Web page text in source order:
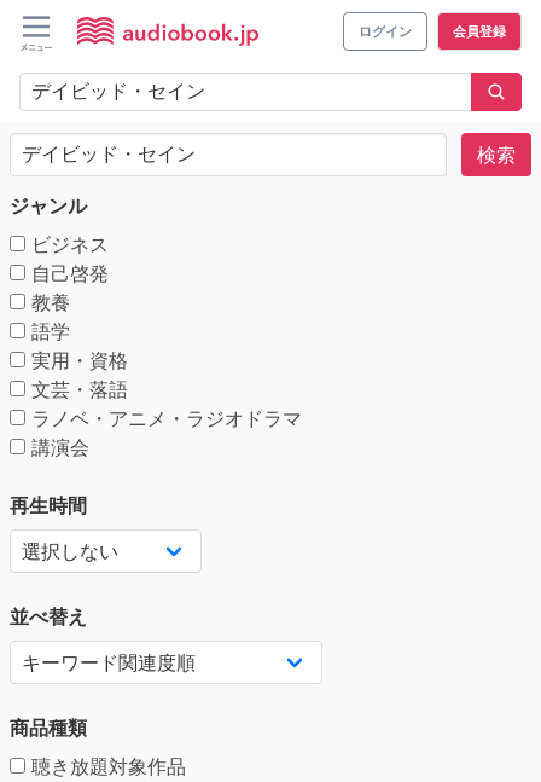
ログイン 会員登録
検索
ジャンル
ビジネス
自己啓発
教養
語学
実用・資格
文芸・落語
ラノベ・アニメ・ラジオドラマ
講演会
再生時間
並べ替え
商品種類
聴き放題対象作品